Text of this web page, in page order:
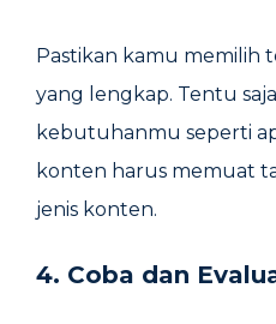
Pastikan kamu memilih
yang lengkap. Tentu
kebutuhanmu seperti
konten harus memuat
jenis konten.
4. Coba dan